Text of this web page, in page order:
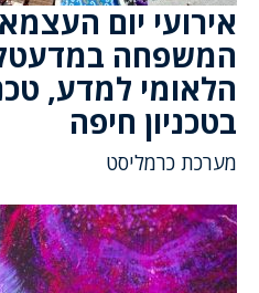
אירועי יום
המשפחה
הלאומי למדע,
בטכניון חיפה
מערכת כרמליסט